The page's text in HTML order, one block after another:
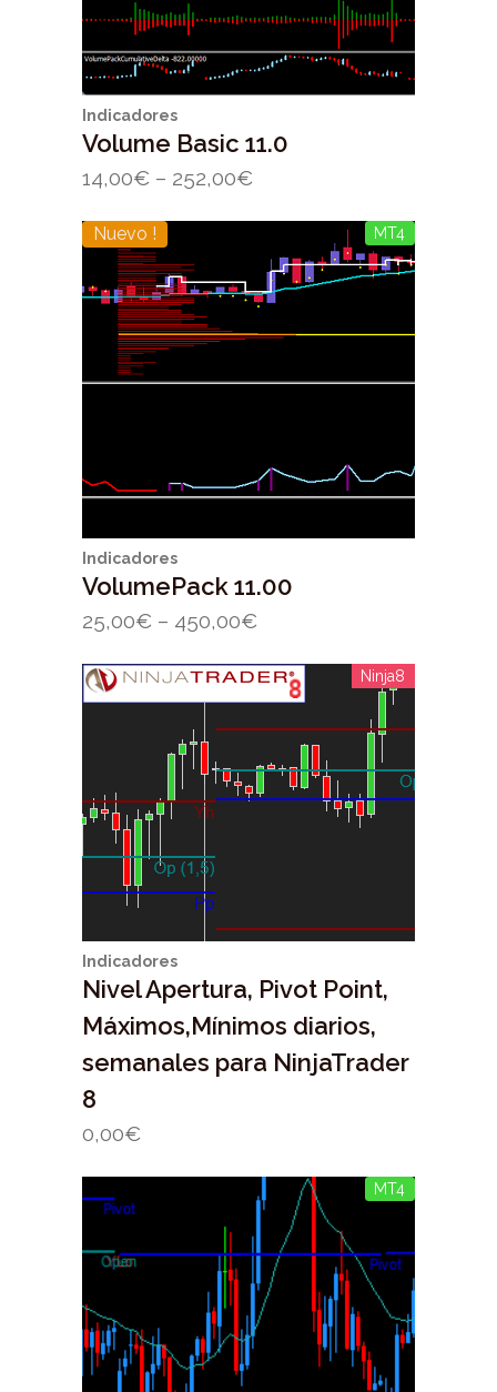
Indicadores
Volume Basic 11.0
14,00€ – 252,00€
Nuevo ! MT4
Indicadores
VolumePack 11.00
25,00€ – 450,00€
Ninja8
Indicadores
Nivel Apertura, Pivot Point,
Máximos,Mínimos diarios,
semanales para NinjaTrader
8
0,00€
MT4